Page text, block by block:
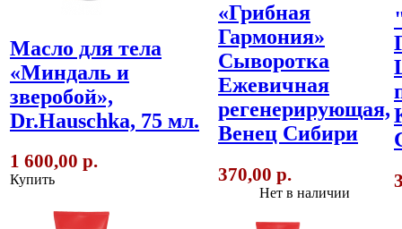
Масло для тела
«Миндаль и
зверобой»,
Dr.Hauschka, 75 мл.
1 600,00 р.
Купить
«Грибная
Гармония»
Сыворотка
Ежевичная
регенерирующая,
Венец Сибири
370,00 р.
Нет в наличии